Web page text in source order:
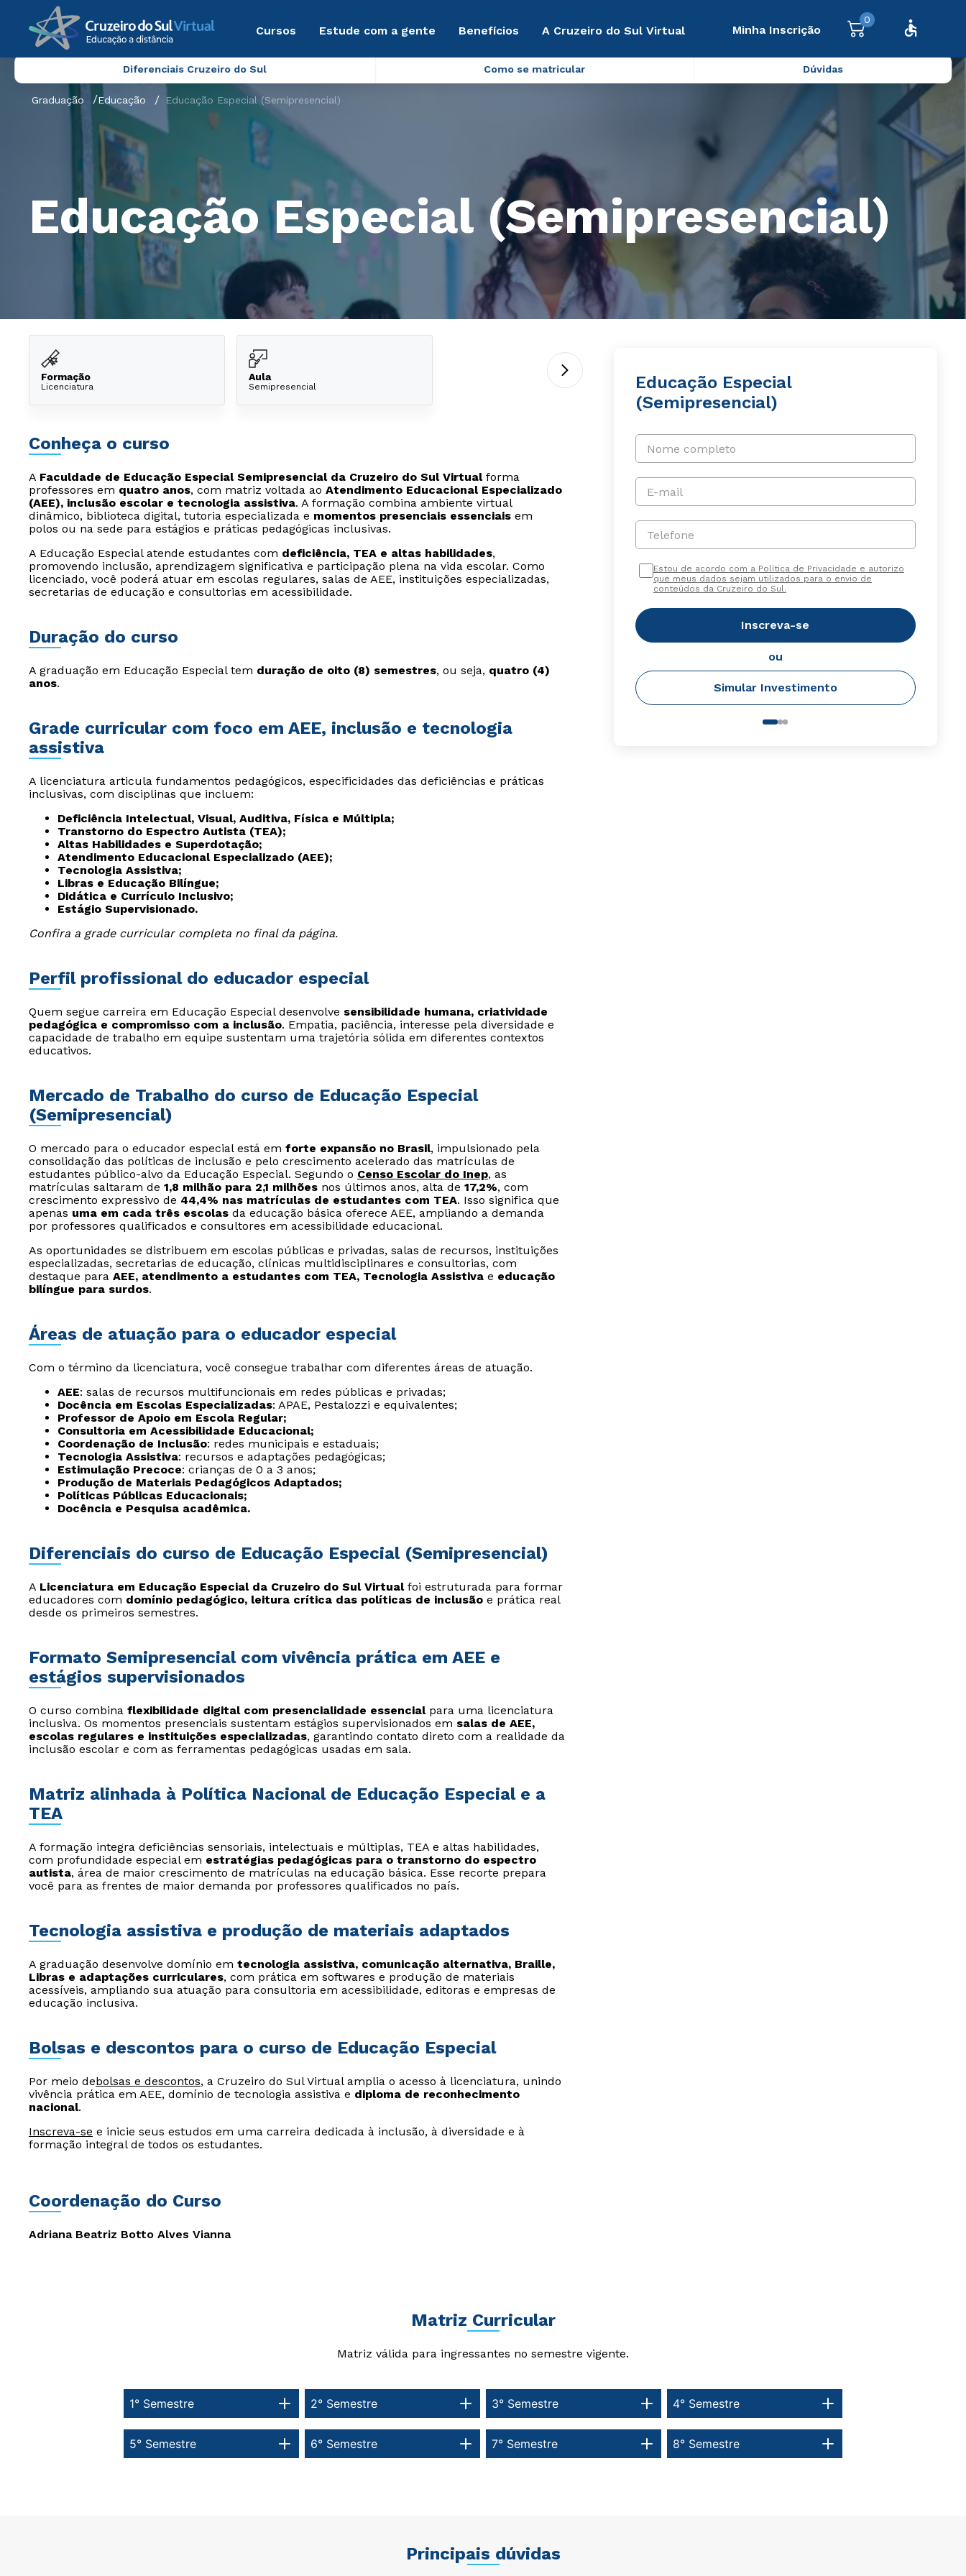
Cursos Estude com a gente Benefícios A Cruzeiro do Sul Virtual Minha Inscrição
0
Diferenciais Cruzeiro do Sul Como se matricular Dúvidas
Graduação Educação Educação Especial (Semipresencial)
Educação Especial (Semipresencial)
Formação
Licenciatura
Aula
Semipresencial
Conheça o curso
A Faculdade de Educação Especial Semipresencial da Cruzeiro do Sul Virtualforma
professores em quatro anos, com matriz voltada ao Atendimento Educacional Especializado
(AEE), inclusão escolar e tecnologia assistiva. A formação combina ambiente virtual
dinâmico, biblioteca digital, tutoria especializada e momentos presenciais essenciais em
polos ou na sede para estágios e práticas pedagógicas inclusivas.
A Educação Especial atende estudantes com deficiência, TEA e altas habilidades,
promovendo inclusão, aprendizagem significativa e participação plena na vida escolar. Como
licenciado, você poderá atuar em escolas regulares, salas de AEE, instituições especializadas,
secretarias de educação e consultorias em acessibilidade.
Duração do curso
A graduação em Educação Especial tem duração de oito (8) semestres, ou seja, quatro (4)
anos.
Grade curricular com foco em AEE, inclusão e tecnologia
assistiva
A licenciatura articula fundamentos pedagógicos, especificidades das deficiências e práticas
inclusivas, com disciplinas que incluem:
Deficiência Intelectual, Visual, Auditiva, Física e Múltipla;
Transtorno do Espectro Autista (TEA);
Altas Habilidades e Superdotação;
Atendimento Educacional Especializado (AEE);
Tecnologia Assistiva;
Libras e Educação Bilíngue;
Didática e Currículo Inclusivo;
Estágio Supervisionado.
Confira a grade curricular completa no final da página.
Perfil profissional do educador especial
Quem segue carreira em Educação Especial desenvolve sensibilidade humana, criatividade
pedagógica e compromisso com a inclusão. Empatia, paciência, interesse pela diversidade e
capacidade de trabalho em equipe sustentam uma trajetória sólida em diferentes contextos
educativos.
Mercado de Trabalho do curso de Educação Especial
(Semipresencial)
O mercado para o educador especial está em forte expansão no Brasil, impulsionado pela
consolidação das políticas de inclusão e pelo crescimento acelerado das matrículas de
estudantes público-alvo da Educação Especial. Segundo o Censo Escolar do Inep, as
matrículas saltaram de 1,8 milhão para 2,1 milhões nos últimos anos, alta de 17,2%, com
crescimento expressivo de 44,4% nas matrículas de estudantes com TEA. Isso significa que
apenas uma em cada três escolas da educação básica oferece AEE, ampliando a demanda
por professores qualificados e consultores em acessibilidade educacional.
As oportunidades se distribuem em escolas públicas e privadas, salas de recursos, instituições
especializadas, secretarias de educação, clínicas multidisciplinares e consultorias, com
destaque para AEE, atendimento a estudantes com TEA, Tecnologia Assistiva e educação
bilíngue para surdos.
Áreas de atuação para o educador especial
Com o término da licenciatura, você consegue trabalhar com diferentes áreas de atuação.
AEE: salas de recursos multifuncionais em redes públicas e privadas;
Docência em Escolas Especializadas: APAE, Pestalozzi e equivalentes;
Professor de Apoio em Escola Regular;
Consultoria em Acessibilidade Educacional;
Coordenação de Inclusão: redes municipais e estaduais;
Tecnologia Assistiva: recursos e adaptações pedagógicas;
Estimulação Precoce: crianças de 0 a 3 anos;
Produção de Materiais Pedagógicos Adaptados;
Políticas Públicas Educacionais;
Docência e Pesquisa acadêmica.
Diferenciais do curso de Educação Especial (Semipresencial)
A Licenciatura em Educação Especial da Cruzeiro do Sul Virtualfoi estruturada para formar
educadores com domínio pedagógico, leitura crítica das políticas de inclusão e prática real
desde os primeiros semestres.
Formato Semipresencial com vivência prática em AEE e
estágios supervisionados
O curso combina flexibilidade digital com presencialidade essencialpara uma licenciatura
inclusiva. Os momentos presenciais sustentam estágios supervisionados em salas de AEE,
escolas regulares e instituições especializadas, garantindo contato direto com a realidade da
inclusão escolar e com as ferramentas pedagógicas usadas em sala.
Matriz alinhada à Política Nacional de Educação Especial e a
TEA
A formação integra deficiências sensoriais, intelectuais e múltiplas, TEA e altas habilidades,
com profundidade especial em estratégias pedagógicas para o transtorno do espectro
autista, área de maior crescimento de matrículas na educação básica. Esse recorte prepara
você para as frentes de maior demanda por professores qualificados no país.
Tecnologia assistiva e produção de materiais adaptados
A graduação desenvolve domínio em tecnologia assistiva, comunicação alternativa, Braille,
Libras e adaptações curriculares, com prática em softwares e produção de materiais
acessíveis, ampliando sua atuação para consultoria em acessibilidade, editoras e empresas de
educação inclusiva.
Bolsas e descontos para o curso de Educação Especial
Por meio debolsas e descontos, a Cruzeiro do Sul Virtual amplia o acesso à licenciatura, unindo
vivência prática em AEE, domínio de tecnologia assistiva e diploma de reconhecimento
nacional.
Inscreva-se e inicie seus estudos em uma carreira dedicada à inclusão, à diversidade e à
formação integral de todos os estudantes.
Coordenação do Curso
Adriana Beatriz Botto Alves Vianna
Educação Especial
(Semipresencial)
Nome completo
E-mail
Telefone
Estou de acordo com a Política de Privacidade e autorizo
que meus dados sejam utilizados para o envio de
conteúdos da Cruzeiro do Sul.
Inscreva-se
ou
Simular Investimento
Matriz Curricular
Matriz válida para ingressantes no semestre vigente.
1° Semestre
8° Semestre
7° Semestre
6° Semestre
5° Semestre
4° Semestre
3° Semestre
2° Semestre
Principais dúvidas
WhatsApp
WhatsApp